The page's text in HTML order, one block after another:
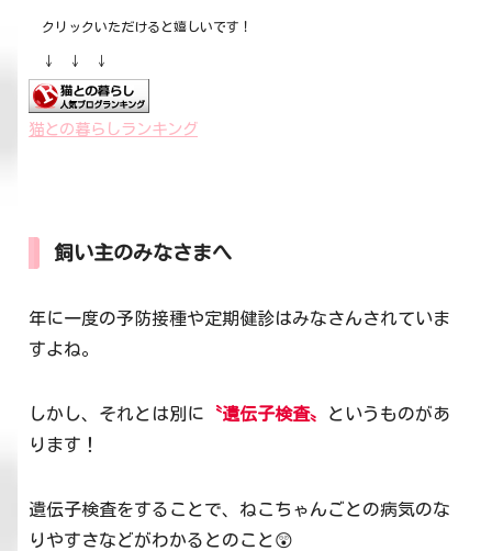
クリックいただけると嬉しいです！
↓ ↓ ↓
猫との暮らしランキング
飼い主のみなさまへ
年に一度の予防接種や定期健診はみなさんされていま
すよね。
しかし、それとは別に 〝遺伝子検査〟
というものがあ
ります！
遺伝子検査をすることで、ねこちゃんごとの病気のな
りやすさなどがわかるとのこと😲